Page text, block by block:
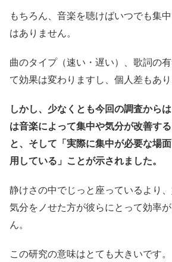
もちろん、音楽を聴けばいつでも集
はありません。
曲のタイプ（速い・遅い）、歌詞の
て効果は変わりますし、個人差もあり
しかし、少なくとも今回の調査から
は音楽によって集中や気分が改善す
と、そして「実際に集中が必要な場
用している」ことが示されました。
静けさの中でじっと座っているより
気分をノせた方が彼らにとって効率
ん。
この研究の意味はとても大きいです。